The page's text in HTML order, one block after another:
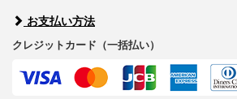
お支払い方法
クレジットカード（一括払い）